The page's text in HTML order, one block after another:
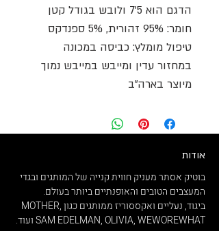
הדגם הוא 5'7 ולובש בגודל קטן
חומר: 95% זהורית, 5% ספנדקס
טיפול מומלץ: כביסה במכונה
במחזור עדין ומייבש במייבש נמוך
מיוצר בארה"ב
אודות
בוטיק אסתר מעניק חווית קנייה של המותגים ובגדי
המעצבים הטובים והאופנתיים ביותר בעולם.
ביגוד, נעליים ואקססוריז ממותגים כגון MOTHER,
SAM EDELMAN, OLIVIA, WEWOREWHAT ועוד.